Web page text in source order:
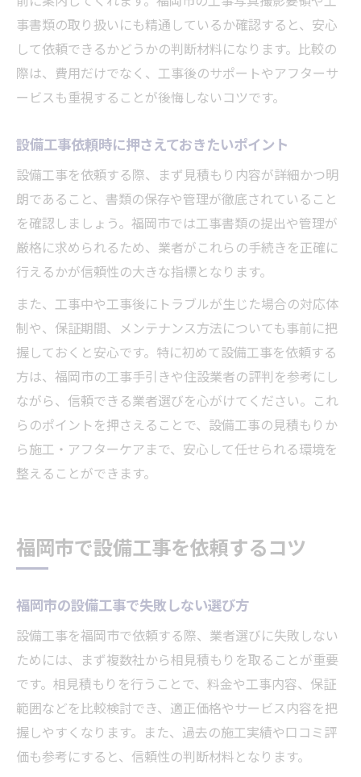
事書類の取り扱いにも精通しているか確認すると、安心
して依頼できるかどうかの判断材料になります。比較の
際は、費用だけでなく、工事後のサポートやアフターサ
ービスも重視することが後悔しないコツです。
設備工事依頼時に押さえておきたいポイント
設備工事を依頼する際、まず見積もり内容が詳細かつ明
朗であること、書類の保存や管理が徹底されていること
を確認しましょう。福岡市では工事書類の提出や管理が
厳格に求められるため、業者がこれらの手続きを正確に
行えるかが信頼性の大きな指標となります。
また、工事中や工事後にトラブルが生じた場合の対応体
制や、保証期間、メンテナンス方法についても事前に把
握しておくと安心です。特に初めて設備工事を依頼する
方は、福岡市の工事手引きや住設業者の評判を参考にし
ながら、信頼できる業者選びを心がけてください。これ
らのポイントを押さえることで、設備工事の見積もりか
ら施工・アフターケアまで、安心して任せられる環境を
整えることができます。
福岡市で設備工事を依頼するコツ
福岡市の設備工事で失敗しない選び方
設備工事を福岡市で依頼する際、業者選びに失敗しない
ためには、まず複数社から相見積もりを取ることが重要
です。相見積もりを行うことで、料金や工事内容、保証
範囲などを比較検討でき、適正価格やサービス内容を把
握しやすくなります。また、過去の施工実績や口コミ評
価も参考にすると、信頼性の判断材料となります。